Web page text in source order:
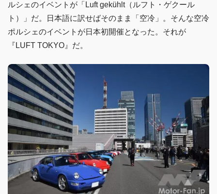
ルシェのイベントが「Luft gekühlt（ルフト・ゲクール
ト）」だ。日本語に訳せばそのまま「空冷」。そんな空冷
ポルシェのイベントが日本初開催となった。それが
『LUFT TOKYO』だ。